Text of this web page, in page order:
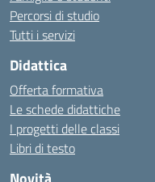
Percorsi di studio
Tutti i servizi
Didattica
Offerta formativa
Le schede didattiche
I progetti delle classi
Libri di testo